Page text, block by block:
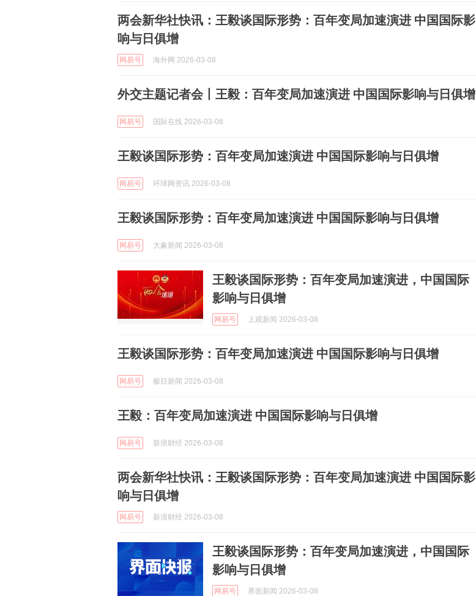
两会新华社快讯：王毅谈国际形势：百年变局加速演进 中国国际影
响与日俱增
网易号 海外网 2026-03-08
外交主题记者会丨王毅：百年变局加速演进 中国国际影响与日俱增
网易号 国际在线 2026-03-08
王毅谈国际形势：百年变局加速演进 中国国际影响与日俱增
网易号 环球网资讯 2026-03-08
王毅谈国际形势：百年变局加速演进 中国国际影响与日俱增
网易号 大象新闻 2026-03-08
王毅谈国际形势：百年变局加速演进，中国国际
影响与日俱增
网易号 上观新闻 2026-03-08
王毅谈国际形势：百年变局加速演进 中国国际影响与日俱增
网易号 极目新闻 2026-03-08
王毅：百年变局加速演进 中国国际影响与日俱增
网易号 新浪财经 2026-03-08
两会新华社快讯：王毅谈国际形势：百年变局加速演进 中国国际影
响与日俱增
网易号 新浪财经 2026-03-08
王毅谈国际形势：百年变局加速演进，中国国际
影响与日俱增
网易号 界面新闻 2026-03-08